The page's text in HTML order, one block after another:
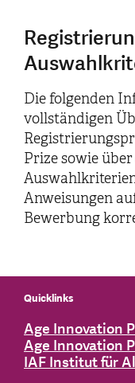
Die folgenden
vollständigen
Prize sowie
Anweisungen
Bewerbung
Quicklinks
Age Innovation
Age Innovation
IAF Institut für